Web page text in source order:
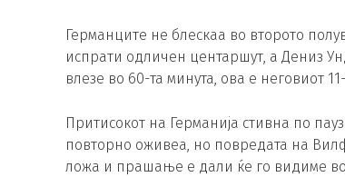
Германците не блескаа во второто
испрати одличен центаршут, а Дениз
влезе во 60-та минута, ова е неговиот
Притисокот на Германија стивна по
повторно оживеа, но повредата на
ложа и прашање е дали ќе го видиме во